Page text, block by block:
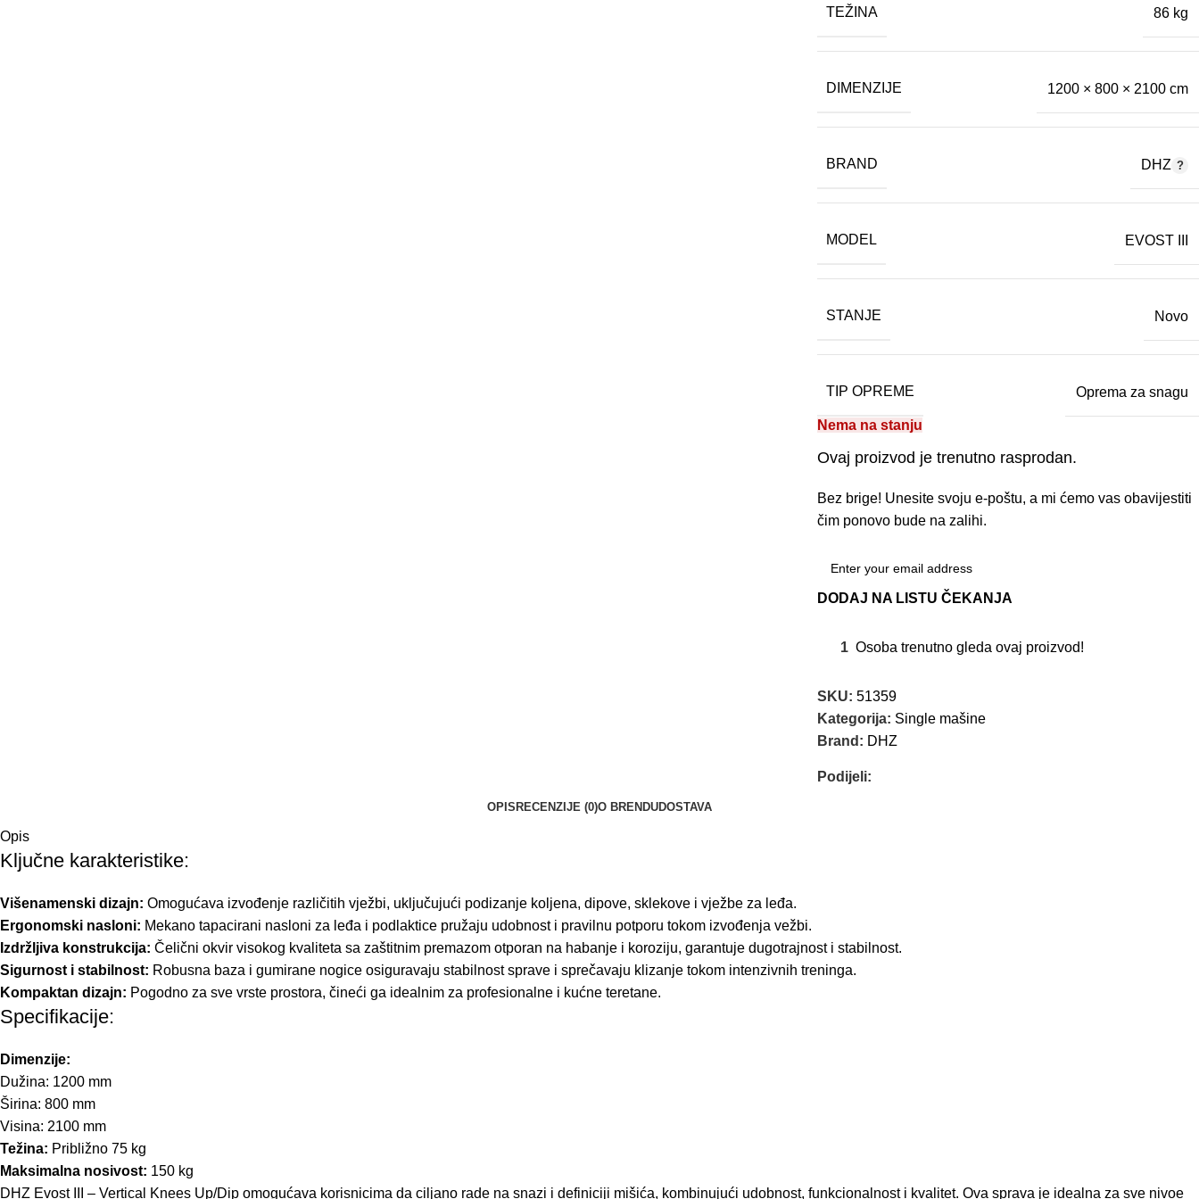
TEŽINA 86 kg
DIMENZIJE 1200 × 800 × 2100 cm
BRAND DHZ
MODEL EVOST III
STANJE Novo
TIP OPREME Oprema za snagu
Nema na stanju
Ovaj proizvod je trenutno rasprodan.
Bez brige! Unesite svoju e-poštu, a mi ćemo vas obavijestiti
čim ponovo bude na zalihi.
DODAJ NA LISTU ČEKANJA
1 Osoba trenutno gleda ovaj proizvod!
SKU: 51359
Kategorija: Single mašine
Brand: DHZ
Podijeli:
OPIS RECENZIJE (0)O BRENDUDOSTAVA
Opis
Ključne karakteristike:
Višenamenski dizajn: Omogućava izvođenje različitih vježbi, uključujući podizanje koljena, dipove, sklekove i vježbe za leđa.
Ergonomski nasloni: Mekano tapacirani nasloni za leđa i podlaktice pružaju udobnost i pravilnu potporu tokom izvođenja vežbi.
Izdržljiva konstrukcija: Čelični okvir visokog kvaliteta sa zaštitnim premazom otporan na habanje i koroziju, garantuje dugotrajnost i stabilnost.
Sigurnost i stabilnost: Robusna baza i gumirane nogice osiguravaju stabilnost sprave i sprečavaju klizanje tokom intenzivnih treninga.
Kompaktan dizajn: Pogodno za sve vrste prostora, čineći ga idealnim za profesionalne i kućne teretane.
Specifikacije:
Dimenzije:
Dužina: 1200 mm
Širina: 800 mm
Visina: 2100 mm
Težina: Približno 75 kg
Maksimalna nosivost: 150 kg
DHZ Evost III – Vertical Knees Up/Dip omogućava korisnicima da ciljano rade na snazi i definiciji mišića, kombinujući udobnost, funkcionalnost i kvalitet. Ova sprava je idealna za sve nivoe